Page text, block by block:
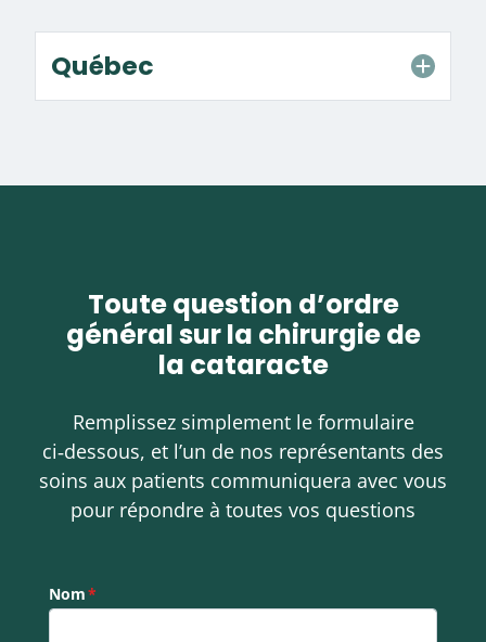
Québec
Toute question d’ordre
général sur la chirurgie de
la cataracte
Remplissez simplement le formulaire
ci‑dessous, et l’un de nos représentants des
soins aux patients communiquera avec vous
pour répondre à toutes vos questions
Nom